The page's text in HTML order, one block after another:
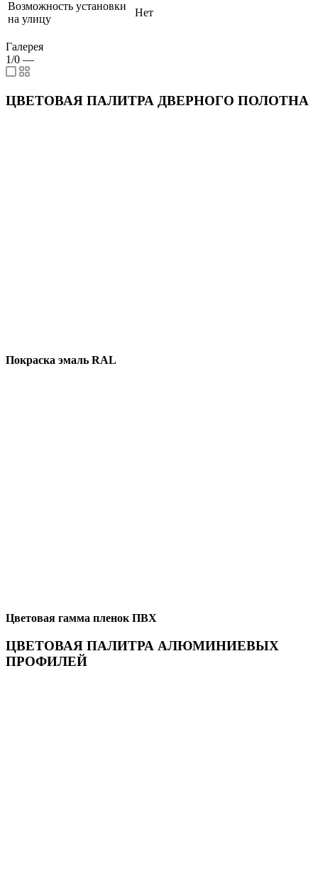
Возможность установки
на улицу
Нет
Галерея
1/0 —
ЦВЕТОВАЯ ПАЛИТРА ДВЕРНОГО ПОЛОТНА
Покраска эмаль RAL
Цветовая гамма пленок ПВХ
ЦВЕТОВАЯ ПАЛИТРА АЛЮМИНИЕВЫХ
ПРОФИЛЕЙ